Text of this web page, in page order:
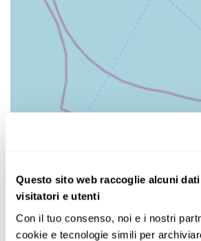
Questo sito web raccoglie alcuni
visitatori e utenti
Con il tuo consenso, noi e i nostri
cookie e tecnologie simili per